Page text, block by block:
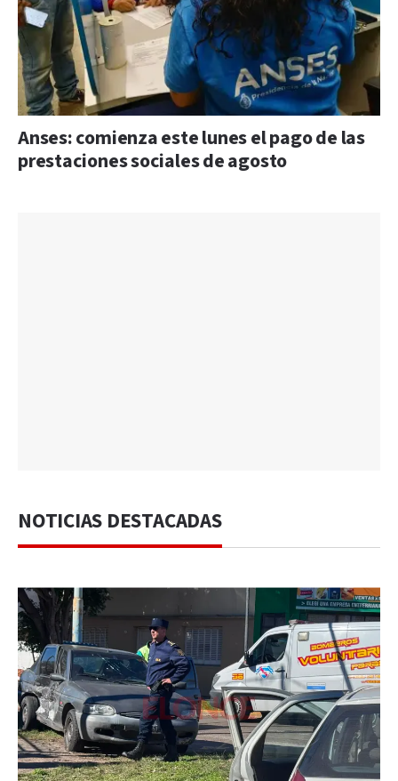
Anses: comienza este lunes el pago de las
prestaciones sociales de agosto
NOTICIAS DESTACADAS